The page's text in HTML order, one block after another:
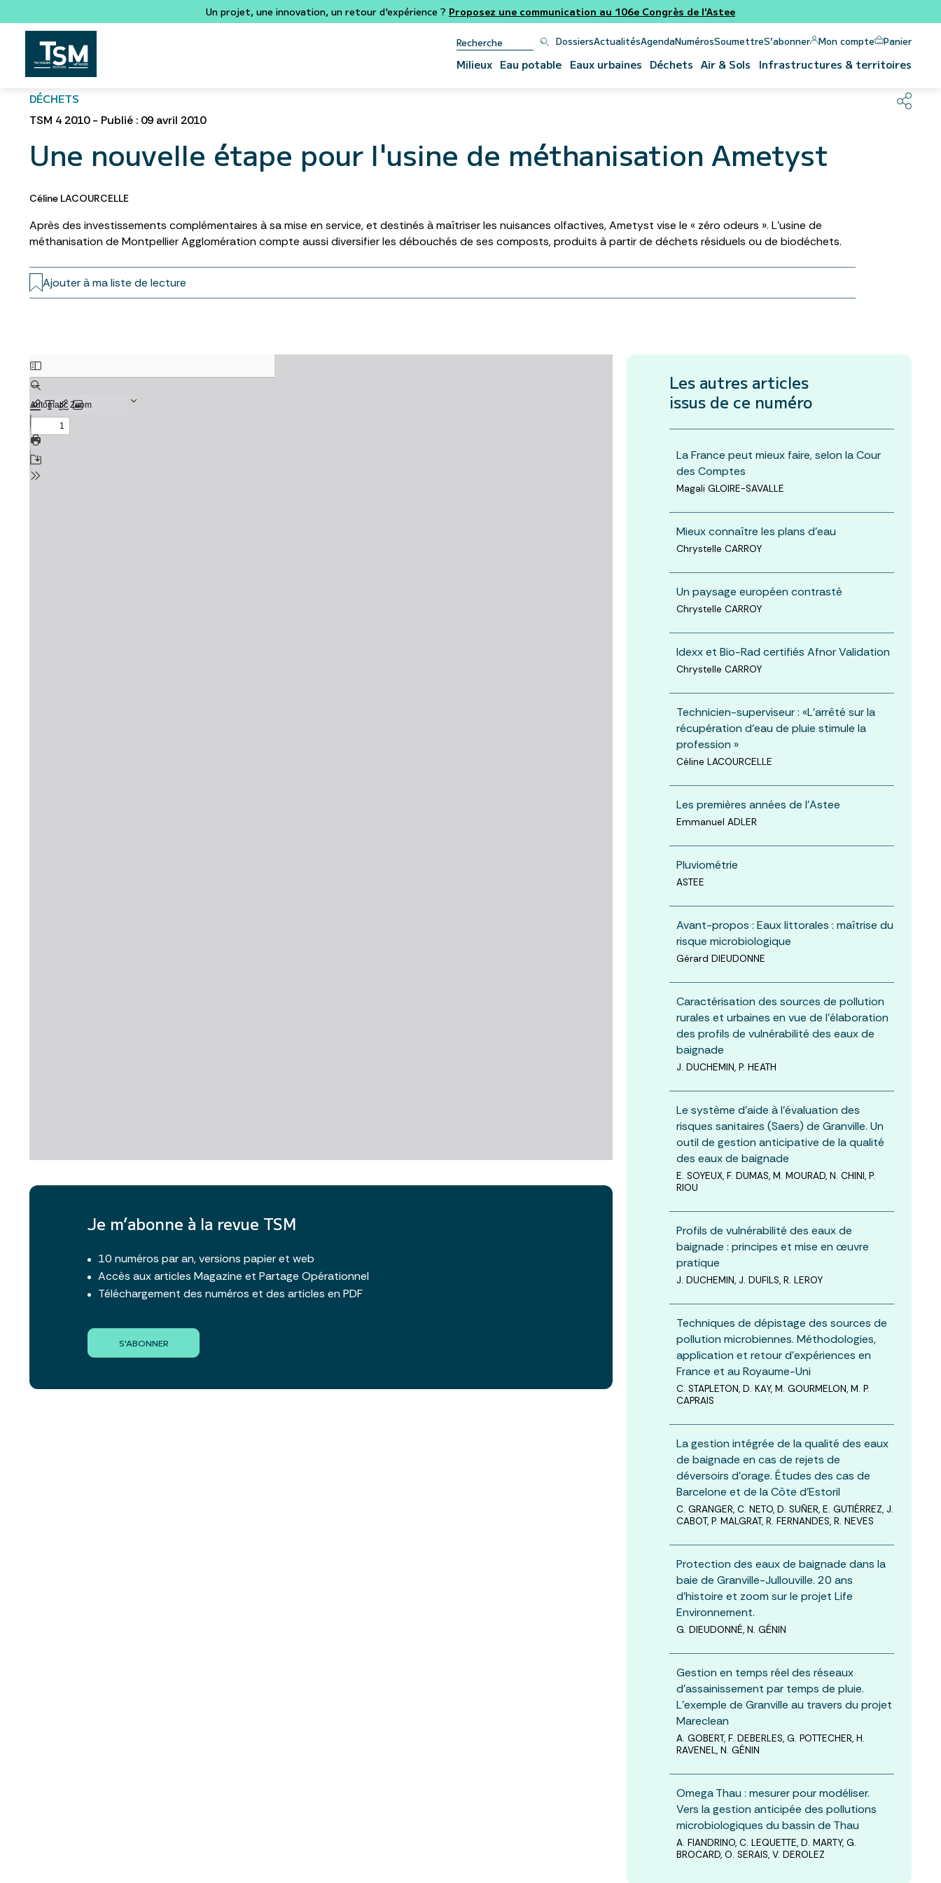
Un projet, une innovation, un retour d'expérience ? Proposez une communication au 106e Congrès de l'Astee
DossiersActualitésAgendaNumérosSoumettreS’abonner Mon compte Panier
Milieux Eau potable Eaux urbaines Déchets Air & Sols Infrastructures & territoires
DÉCHETS
TSM 4 2010 - Publié : 09 avril 2010
Une nouvelle étape pour l'usine de méthanisation Ametyst
Céline LACOURCELLE
Après des investissements complémentaires à sa mise en service, et destinés à maîtriser les nuisances olfactives, Ametyst vise le « zéro odeurs ». L’usine de
méthanisation de Montpellier Agglomération compte aussi diversifier les débouchés de ses composts, produits à partir de déchets résiduels ou de biodéchets.
Ajouter à ma liste de lecture
Je m’abonne à la revue TSM
10 numéros par an, versions papier et web
Accès aux articles Magazine et Partage Opérationnel
Téléchargement des numéros et des articles en PDF
S'ABONNER
Les autres articles
issus de ce numéro
La France peut mieux faire, selon la Cour
des Comptes
Magali GLOIRE-SAVALLE
Mieux connaître les plans d'eau
Chrystelle CARROY
Un paysage européen contrasté
Chrystelle CARROY
Idexx et Bio-Rad certifiés Afnor Validation
Chrystelle CARROY
Technicien-superviseur : «L'arrêté sur la
récupération d'eau de pluie stimule la
profession »
Céline LACOURCELLE
Les premières années de l'Astee
Emmanuel ADLER
Pluviométrie
ASTEE
Avant-propos : Eaux littorales : maîtrise du
risque microbiologique
Gérard DIEUDONNE
Caractérisation des sources de pollution
rurales et urbaines en vue de l’élaboration
des profils de vulnérabilité des eaux de
baignade
J. DUCHEMIN, P. HEATH
Le système d’aide à l’évaluation des
risques sanitaires (Saers) de Granville. Un
outil de gestion anticipative de la qualité
des eaux de baignade
E. SOYEUX, F. DUMAS, M. MOURAD, N. CHINI, P.
RIOU
Profils de vulnérabilité des eaux de
baignade : principes et mise en œuvre
pratique
J. DUCHEMIN, J. DUFILS, R. LEROY
Techniques de dépistage des sources de
pollution microbiennes. Méthodologies,
application et retour d’expériences en
France et au Royaume-Uni
C. STAPLETON, D. KAY, M. GOURMELON, M. P.
CAPRAIS
La gestion intégrée de la qualité des eaux
de baignade en cas de rejets de
déversoirs d’orage. Études des cas de
Barcelone et de la Côte d’Estoril
C. GRANGER, C. NETO, D. SUÑER, E. GUTIÉRREZ, J.
CABOT, P. MALGRAT, R. FERNANDES, R. NEVES
Protection des eaux de baignade dans la
baie de Granville-Jullouville. 20 ans
d’histoire et zoom sur le projet Life
Environnement.
G. DIEUDONNÉ, N. GÉNIN
Gestion en temps réel des réseaux
d’assainissement par temps de pluie.
L’exemple de Granville au travers du projet
Mareclean
A. GOBERT, F. DEBERLES, G. POTTECHER, H.
RAVENEL, N. GÉNIN
Omega Thau : mesurer pour modéliser.
Vers la gestion anticipée des pollutions
microbiologiques du bassin de Thau
A. FIANDRINO, C. LEQUETTE, D. MARTY, G.
BROCARD, O. SERAIS, V. DEROLEZ